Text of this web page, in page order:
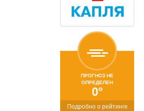
ПРОГНОЗ НЕ
ОПРЕДЕЛЕН
0°
Подробно о рейтинге